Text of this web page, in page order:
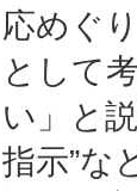
応めぐ
として
い」と
指示”な